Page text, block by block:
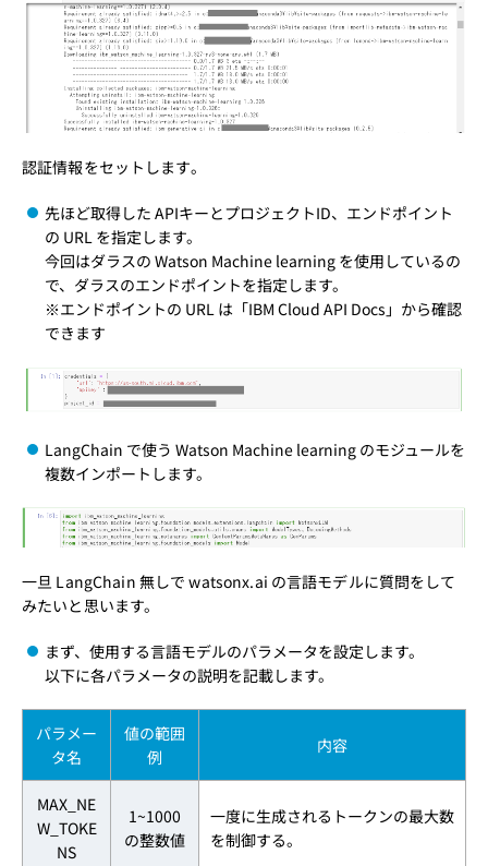
認証情報をセットします。
先ほど取得した APIキーとプロジェクトID、エンドポイント
の URL を指定します。
今回はダラスの Watson Machine learning を使用しているの
で、ダラスのエンドポイントを指定します。
※エンドポイントの URL は「IBM Cloud API Docs 」から確認
できます
LangChain で使う Watson Machine learning のモジュールを
複数インポートします。
一旦 LangChain 無しで watsonx.ai の言語モデルに質問をして
みたいと思います。
まず、使用する言語モデルのパラメータを設定します。
以下に各パラメータの説明を記載します。
パラメー
タ名
値の範囲
例
内容
MAX_NE
W_TOKE
NS
1~1000
の整数値
一度に生成されるトークンの最大数
を制御する。